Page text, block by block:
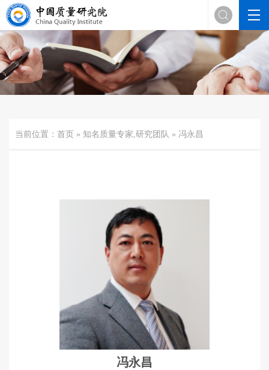

当前位置： 首页 » 知名质量专家,研究团队 » 冯永昌
冯永昌